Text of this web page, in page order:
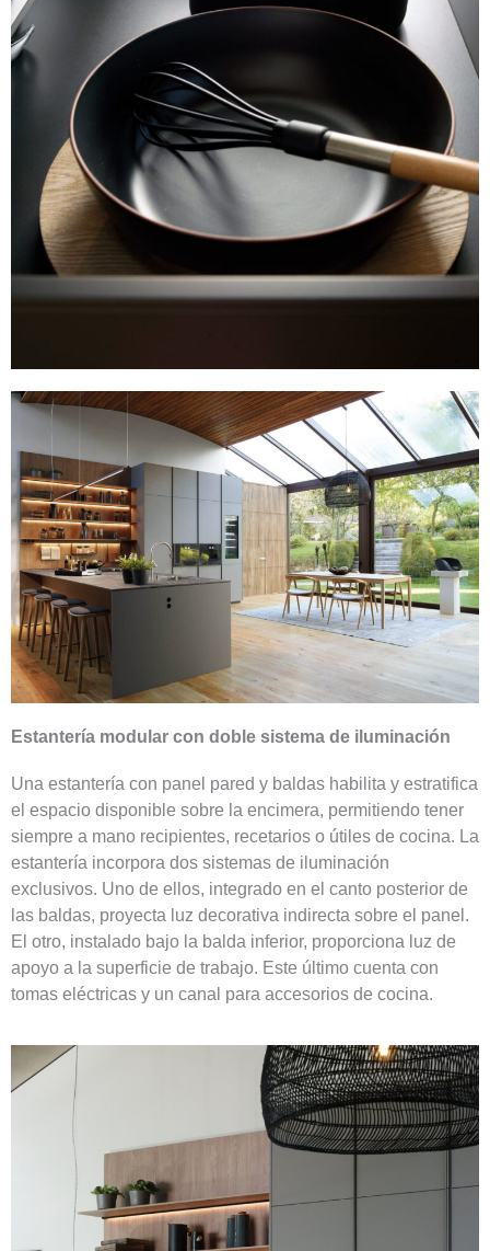
Estantería modular con doble sistema de iluminación
Una estantería con panel pared y baldas habilita y estratifica
el espacio disponible sobre la encimera, permitiendo tener
siempre a mano recipientes, recetarios o útiles de cocina. La
estantería incorpora dos sistemas de iluminación
exclusivos. Uno de ellos, integrado en el canto posterior de
las baldas, proyecta luz decorativa indirecta sobre el panel.
El otro, instalado bajo la balda inferior, proporciona luz de
apoyo a la superficie de trabajo. Este último cuenta con
tomas eléctricas y un canal para accesorios de cocina.